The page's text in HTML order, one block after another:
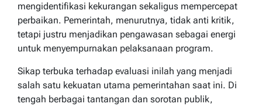
mengidentifikasi kekurangan sekaligus mempercepat
perbaikan. Pemerintah, menurutnya, tidak anti kritik,
tetapi justru menjadikan pengawasan sebagai energi
untuk menyempurnakan pelaksanaan program.
Sikap terbuka terhadap evaluasi inilah yang menjadi
salah satu kekuatan utama pemerintahan saat ini. Di
tengah berbagai tantangan dan sorotan publik,